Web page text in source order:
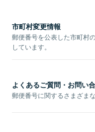
市町村変更情報
郵便番号を公表した市町村
しています。
よくあるご質問・お問い
郵便番号に関するさまざま